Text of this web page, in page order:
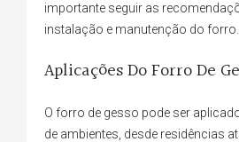
importante seguir as
instalação e manutenção do forro.
Aplicações Do Forro De
O forro de gesso pode ser
de ambientes, desde residências